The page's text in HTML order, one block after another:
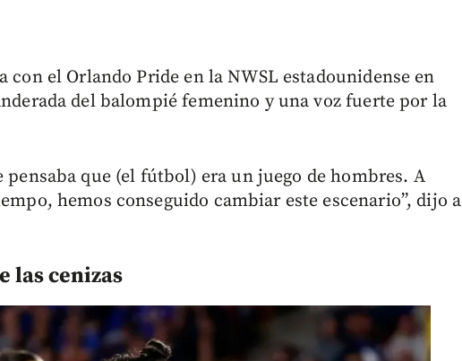
con el Orlando Pride en la NWSL estadounidense en
del balompié femenino y una voz fuerte por la
pensaba que (el fútbol) era un juego de hombres. A
hemos conseguido cambiar este escenario”, dijo a
las cenizas